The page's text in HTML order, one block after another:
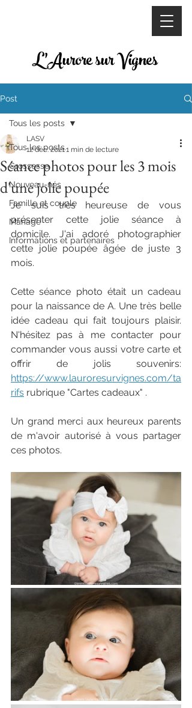
L'Aurore sur Vignes
Post
Tous les posts
Grossesse
Nouveau-nés
Famille et couple
Mariage
Informations et partenaires
Tous les posts
Séance photos pour les 3 mois
d'une jolie poupée
LASV
12 déc. 20211 min de lecture
Je suis très heureuse de vous
présenter cette jolie séance à
domicile. J'ai adoré photographier
cette jolie poupée âgée de juste 3
mois.
Cette séance photo était un cadeau
pour la naissance de A. Une très belle
idée cadeau qui fait toujours plaisir.
N'hésitez pas à me contacter pour
commander vous aussi votre carte et
https://www.lauroresurvignes.com/ta
rifs rubrique "Cartes cadeaux" .
Un grand merci aux heureux parents
de m'avoir autorisé à vous partager
ces photos.